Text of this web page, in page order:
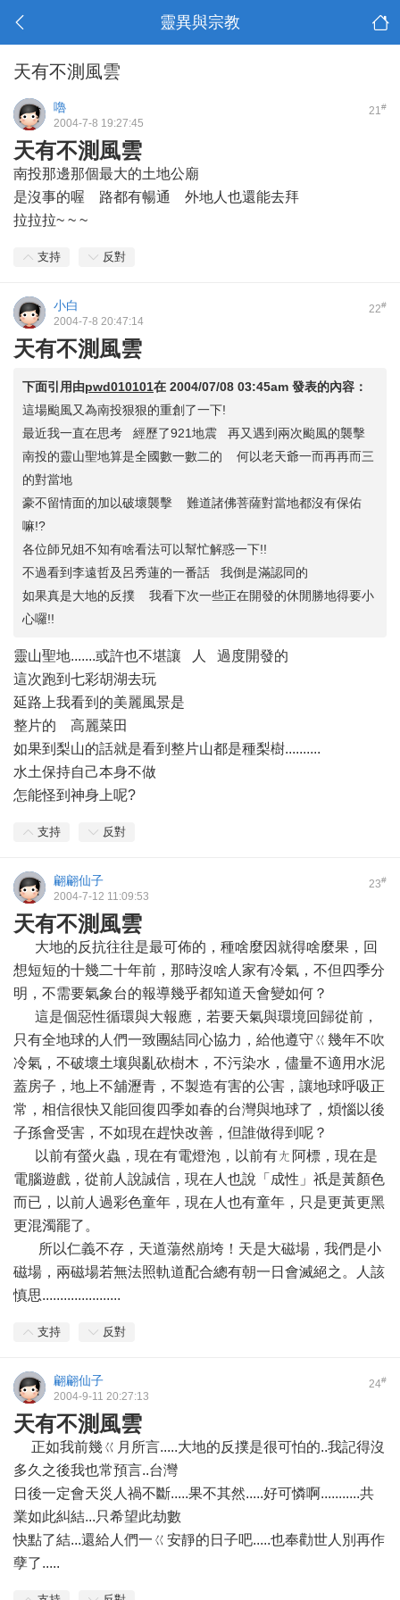
靈異與宗教
天有不測風雲
21#
嚕
2004-7-8 19:27:45
天有不測風雲
南投那邊那個最大的土地公廟
是沒事的喔 路都有暢通 外地人也還能去拜
拉拉拉~ ~ ~
支持 反對
22#
小白
2004-7-8 20:47:14
天有不測風雲
下面引用由pwd010101在 2004/07/08 03:45am 發表的內容：
這場颱風又為南投狠狠的重創了一下!
最近我一直在思考 經歷了921地震 再又遇到兩次颱風的襲擊
南投的靈山聖地算是全國數一數二的 何以老天爺一而再再而三
的對當地
豪不留情面的加以破壞襲擊 難道諸佛菩薩對當地都沒有保佑
嘛!?
各位師兄姐不知有啥看法可以幫忙解惑一下!!
不過看到李遠哲及呂秀蓮的一番話 我倒是滿認同的
如果真是大地的反撲 我看下次一些正在開發的休閒勝地得要小
心囉!!
靈山聖地.......或許也不堪讓 人 過度開發的
這次跑到七彩胡湖去玩
延路上我看到的美麗風景是
整片的 高麗菜田
如果到梨山的話就是看到整片山都是種梨樹..........
水土保持自己本身不做
怎能怪到神身上呢?
支持 反對
23#
翩翩仙子
2004-7-12 11:09:53
天有不測風雲
大地的反抗往往是最可佈的，種啥麼因就得啥麼果，回
想短短的十幾二十年前，那時沒啥人家有冷氣，不但四季分
明，不需要氣象台的報導幾乎都知道天會變如何？
這是個惡性循環與大報應，若要天氣與環境回歸從前，
只有全地球的人們一致團結同心協力，給他遵守ㄍ幾年不吹
冷氣，不破壞土壤與亂砍樹木，不污染水，儘量不適用水泥
蓋房子，地上不舖瀝青，不製造有害的公害，讓地球呼吸正
常，相信很快又能回復四季如春的台灣與地球了，煩惱以後
子孫會受害，不如現在趕快改善，但誰做得到呢？
以前有螢火蟲，現在有電燈泡，以前有ㄤ阿標，現在是
電腦遊戲，從前人說誠信，現在人也說「成性」祇是黃顏色
而已，以前人過彩色童年，現在人也有童年，只是更黃更黑
更混濁罷了。
所以仁義不存，天道蕩然崩垮！天是大磁場，我們是小
磁場，兩磁場若無法照軌道配合總有朝一日會滅絕之。人該
慎思......................
支持 反對
24#
翩翩仙子
2004-9-11 20:27:13
天有不測風雲
正如我前幾ㄍ月所言.....大地的反撲是很可怕的..我記得沒
多久之後我也常預言..台灣
日後一定會天災人禍不斷.....果不其然.....好可憐啊...........共
業如此糾結...只希望此劫數
快點了結...還給人們一ㄍ安靜的日子吧.....也奉勸世人別再作
孽了.....